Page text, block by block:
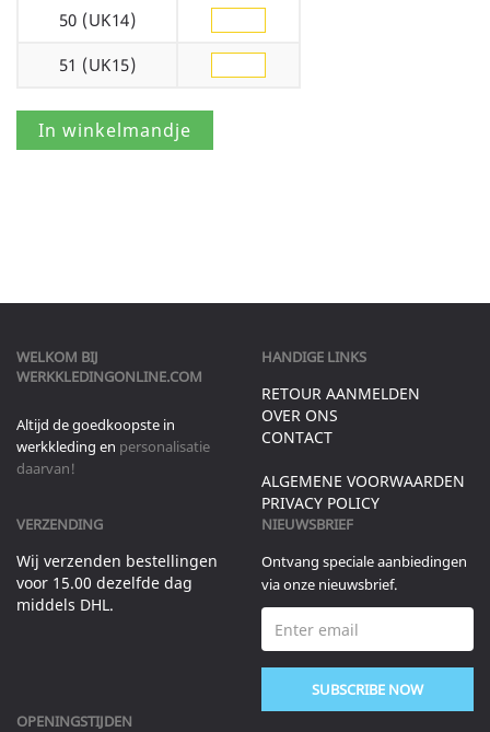
50 (UK14)
51 (UK15)
WELKOM BIJ
WERKKLEDINGONLINE.COM
Altijd de goedkoopste in
werkkleding en personalisatie
daarvan!
HANDIGE LINKS
RETOUR AANMELDEN
OVER ONS
CONTACT
ALGEMENE VOORWAARDEN
PRIVACY POLICY
VERZENDING
Wij verzenden bestellingen
voor 15.00 dezelfde dag
middels DHL.
NIEUWSBRIEF
Ontvang speciale aanbiedingen
via onze nieuwsbrief.
SUBSCRIBE NOW
OPENINGSTIJDEN